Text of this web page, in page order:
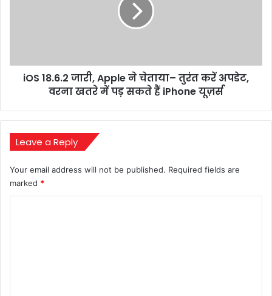
अपडेट,
पड़
iPhone
यूज़र्स
iOS 18.6.2 जारी, Apple ने चेताया– तुरंत करें अपडेट,
वरना खतरे में पड़ सकते हैं iPhone यूज़र्स
Leave a Reply
Your email address will not be published. Required fields are
marked *